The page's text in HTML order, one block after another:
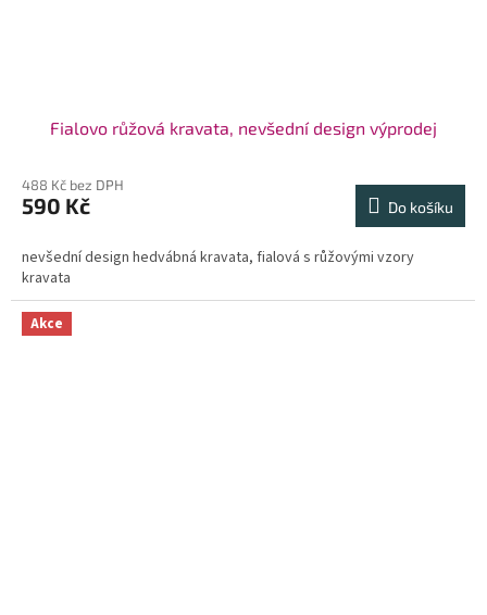
Fialovo růžová kravata, nevšední design výprodej
488 Kč bez DPH
590 Kč Do košíku
nevšední design hedvábná kravata, fialová s růžovými vzory
kravata
Akce